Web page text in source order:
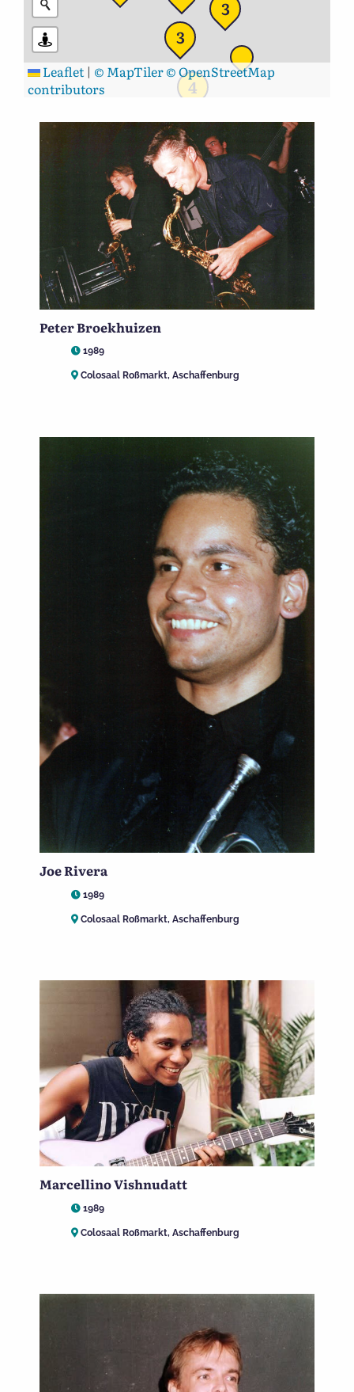
3
4
3
Leaflet | © MapTiler© OpenStreetMap
contributors
Peter Broekhuizen
1989
Colosaal Roßmarkt, Aschaffenburg
Joe Rivera
1989
Colosaal Roßmarkt, Aschaffenburg
Marcellino Vishnudatt
1989
Colosaal Roßmarkt, Aschaffenburg